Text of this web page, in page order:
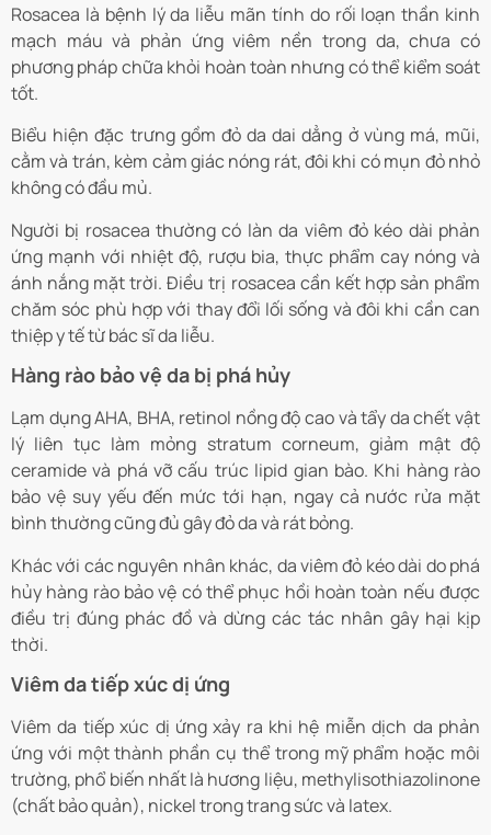
Rosacea là bệnh lý da liễu mãn tính do rối loạn thần kinh
mạch máu và phản ứng viêm nền trong da, chưa có
phương pháp chữa khỏi hoàn toàn nhưng có thể kiểm soát
tốt.
Biểu hiện đặc trưng gồm đỏ da dai dẳng ở vùng má, mũi,
cằm và trán, kèm cảm giác nóng rát, đôi khi có mụn đỏ nhỏ
không có đầu mủ.
Người bị rosacea thường có làn da viêm đỏ kéo dài phản
ứng mạnh với nhiệt độ, rượu bia, thực phẩm cay nóng và
ánh nắng mặt trời. Điều trị rosacea cần kết hợp sản phẩm
chăm sóc phù hợp với thay đổi lối sống và đôi khi cần can
thiệp y tế từ bác sĩ da liễu.
Hàng rào bảo vệ da bị phá hủy
Lạm dụng AHA, BHA, retinol nồng độ cao và tẩy da chết vật
lý liên tục làm mỏng stratum corneum, giảm mật độ
ceramide và phá vỡ cấu trúc lipid gian bào. Khi hàng rào
bảo vệ suy yếu đến mức tới hạn, ngay cả nước rửa mặt
bình thường cũng đủ gây đỏ da và rát bỏng.
Khác với các nguyên nhân khác, da viêm đỏ kéo dài do phá
hủy hàng rào bảo vệ có thể phục hồi hoàn toàn nếu được
điều trị đúng phác đồ và dừng các tác nhân gây hại kịp
thời.
Viêm da tiếp xúc dị ứng
Viêm da tiếp xúc dị ứng xảy ra khi hệ miễn dịch da phản
ứng với một thành phần cụ thể trong mỹ phẩm hoặc môi
trường, phổ biến nhất là hương liệu, methylisothiazolinone
(chất bảo quản), nickel trong trang sức và latex.